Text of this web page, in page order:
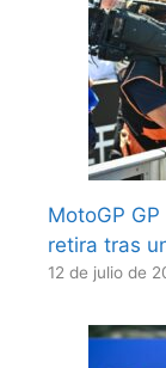
MotoGP
retira tras
12 de julio de